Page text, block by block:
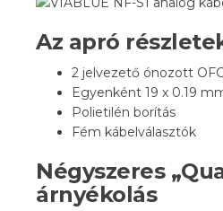
Az apró
2 jelvezető ónozott
Egyenként 19 x 0.19
Polietilén borítás
Fém kábelválasztók
Négyszeres
árnyékolás